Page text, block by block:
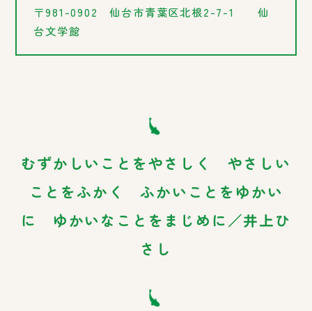
むずかしいことをやさしく やさしい
ことをふかく ふかいことをゆかい
に ゆかいなことをまじめに／井上ひ
さし
〒981-0902 仙台市青葉区北根2-7-1
仙
台文学館